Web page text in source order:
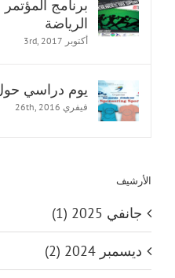
برنامج
الرياضة
أكتوبر 3rd, 2017
يوم دراسي
فيفري 26th, 2016
الأرشيف
جانفي 2025 (1)
ديسمبر 2024 (2)